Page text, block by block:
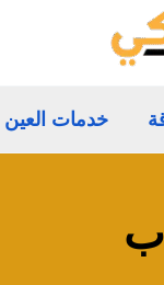
خدمات العين